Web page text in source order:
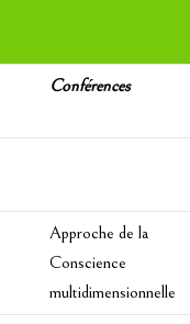
Conférences
Approche de la
Conscience
multidimensionnelle